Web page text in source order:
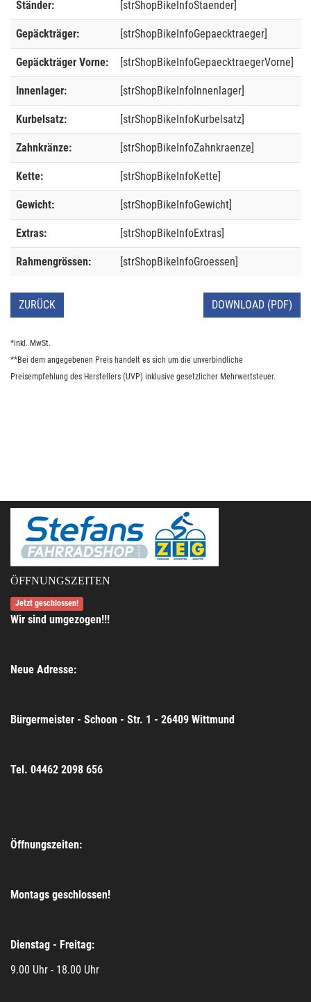
Ständer: [strShopBikeInfoStaender]
Gepäckträger: [strShopBikeInfoGepaecktraeger]
Gepäckträger Vorne: [strShopBikeInfoGepaecktraegerVorne]
Innenlager: [strShopBikeInfoInnenlager]
Kurbelsatz: [strShopBikeInfoKurbelsatz]
Zahnkränze: [strShopBikeInfoZahnkraenze]
Kette: [strShopBikeInfoKette]
Gewicht: [strShopBikeInfoGewicht]
Extras: [strShopBikeInfoExtras]
Rahmengrössen: [strShopBikeInfoGroessen]
ZURÜCK DOWNLOAD (PDF)
*inkl. MwSt.
**Bei dem angegebenen Preis handelt es sich um die unverbindliche
Preisempfehlung des Herstellers (UVP) inklusive gesetzlicher Mehrwertsteuer.
ÖFFNUNGSZEITEN
Jetzt geschlossen!
Wir sind umgezogen!!!
Neue Adresse:
Bürgermeister - Schoon - Str. 1 - 26409 Wittmund
Tel. 04462 2098 656
Öffnungszeiten:
Montags geschlossen!
Dienstag - Freitag:
9.00 Uhr - 18.00 Uhr